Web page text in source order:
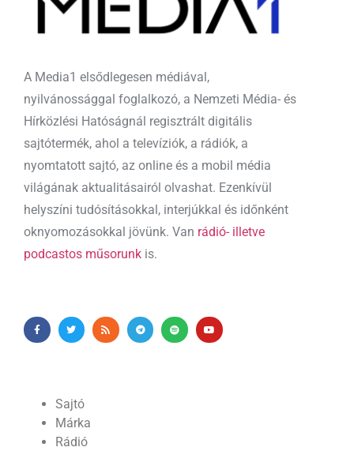
A Media1 elsődlegesen médiával,
nyilvánossággal foglalkozó, a Nemzeti Média- és
Hírközlési Hatóságnál regisztrált digitális
sajtótermék, ahol a televíziók, a rádiók, a
nyomtatott sajtó, az online és a mobil média
világának aktualitásairól olvashat. Ezenkívül
helyszíni tudósításokkal, interjúkkal és időnként
oknyomozásokkal jövünk. Van rádió- illetve
podcastos műsorunk is.
Sajtó
Márka
Rádió